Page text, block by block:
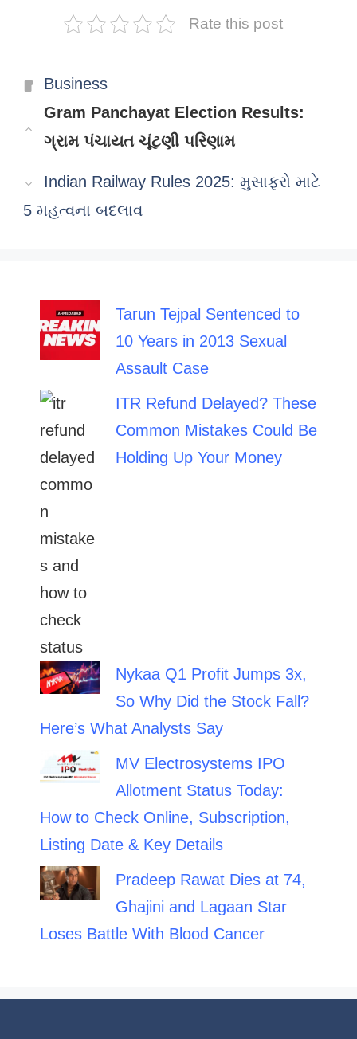
Rate this post
Categories
Business
Gram Panchayat Election Results:
ગ્રામ પંચાયત ચૂંટણી પરિણામ
Indian Railway Rules 2025: મુસાફરો માટે
5 મહત્વના બદલાવ
Tarun Tejpal Sentenced to
10 Years in 2013 Sexual
Assault Case
ITR Refund Delayed? These
Common Mistakes Could Be
Holding Up Your Money
Nykaa Q1 Profit Jumps 3x,
So Why Did the Stock Fall?
Here’s What Analysts Say
MV Electrosystems IPO
Allotment Status Today:
How to Check Online, Subscription,
Listing Date & Key Details
Pradeep Rawat Dies at 74,
Ghajini and Lagaan Star
Loses Battle With Blood Cancer